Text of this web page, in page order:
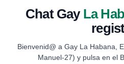
Chat Gay La
Bienvenid@ a Gay La Habana,
Manuel-27) y pulsa en el